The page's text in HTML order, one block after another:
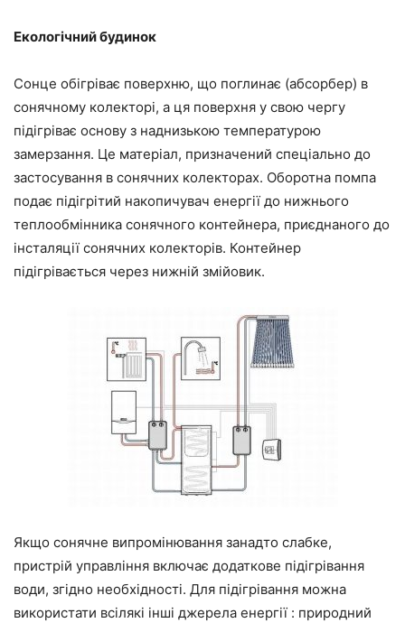
Екологічний будинок
Сонце обігріває поверхню, що поглинає (абсорбер) в
сонячному колекторі, а ця поверхня у свою чергу
підігріває основу з наднизькою температурою
замерзання. Це матеріал, призначений спеціально до
застосування в сонячних колекторах. Оборотна помпа
подає підігрітий накопичувач енергії до нижнього
теплообмінника сонячного контейнера, приєднаного до
інсталяції сонячних колекторів. Контейнер
підігрівається через нижній змійовик.
Якщо сонячне випромінювання занадто слабке,
пристрій управління включає додаткове підігрівання
води, згідно необхідності. Для підігрівання можна
використати всілякі інші джерела енергії : природний